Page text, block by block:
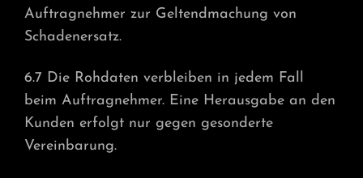
Auftragnehmer zur Geltendmachung von
Schadenersatz.
6.7 Die Rohdaten verbleiben in jedem Fall
beim Auftragnehmer. Eine Herausgabe an den
Kunden erfolgt nur gegen gesonderte
Vereinbarung.